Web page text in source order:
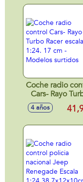
Coche radio
Cars- Rayo
Racer escala
17 cm -
4 años